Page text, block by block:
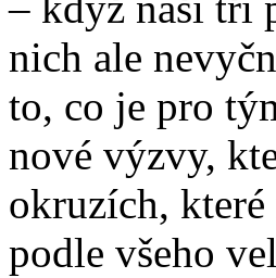
nich ale
to, co je pro
nové výzvy,
okruzích, které
podle všeho